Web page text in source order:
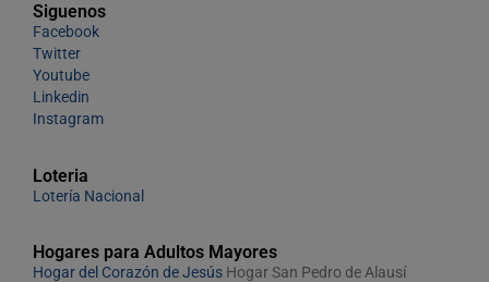
Siguenos
Facebook
Twitter
Youtube
Linkedin
Instagram
Loteria
Lotería Nacional
Hogares para Adultos Mayores
Hogar del Corazón de Jesús Hogar San Pedro de Alausí